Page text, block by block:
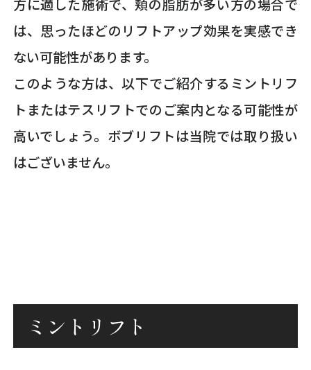
方に適した施術で、頬の脂肪が多い方の場合で
は、思ったほどのリフトアップ効果を実感でき
ない可能性があります。
このような方は、以下でご紹介するミントリフ
トまたはテスリフトでのご案内となる可能性が
高いでしょう。ボブリフトは当院では取り扱い
はございません。
ミントリフト